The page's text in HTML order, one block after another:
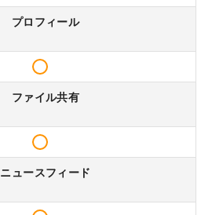
プロフィール
ファイル共有
ニュースフィード